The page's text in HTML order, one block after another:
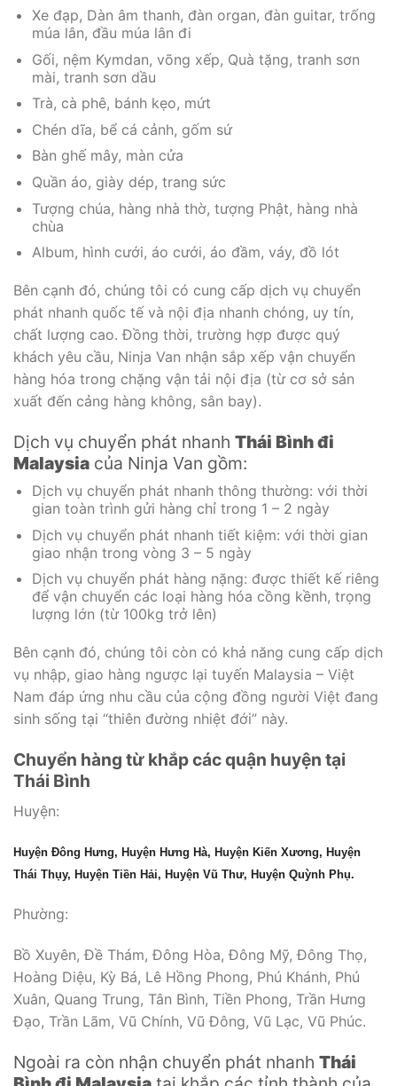
Xe đạp, Dàn âm thanh, đàn organ, đàn guitar, trống
múa lân, đầu múa lân đi
Gối, nệm Kymdan, võng xếp, Quà tặng, tranh sơn
mài, tranh sơn dầu
Trà, cà phê, bánh kẹo, mứt
Chén dĩa, bể cá cảnh, gốm sứ
Bàn ghế mây, màn cửa
Quần áo, giày dép, trang sức
Tượng chúa, hàng nhà thờ, tượng Phật, hàng nhà
chùa
Album, hình cưới, áo cưới, áo đầm, váy, đồ lót
Bên cạnh đó, chúng tôi có cung cấp dịch vụ chuyển
phát nhanh quốc tế và nội địa nhanh chóng, uy tín,
chất lượng cao. Đồng thời, trường hợp được quý
khách yêu cầu, Ninja Van nhận sắp xếp vận chuyển
hàng hóa trong chặng vận tải nội địa (từ cơ sở sản
xuất đến cảng hàng không, sân bay).
Dịch vụ chuyển phát nhanh Thái Bình đi
Malaysia của Ninja Van gồm:
Dịch vụ chuyển phát nhanh thông thường: với thời
gian toàn trình gửi hàng chỉ trong 1 – 2 ngày
Dịch vụ chuyển phát nhanh tiết kiệm: với thời gian
giao nhận trong vòng 3 – 5 ngày
Dịch vụ chuyển phát hàng nặng: được thiết kế riêng
để vận chuyển các loại hàng hóa cồng kềnh, trọng
lượng lớn (từ 100kg trở lên)
Bên cạnh đó, chúng tôi còn có khả năng cung cấp dịch
vụ nhập, giao hàng ngược lại tuyến Malaysia – Việt
Nam đáp ứng nhu cầu của cộng đồng người Việt đang
sinh sống tại “thiên đường nhiệt đới” này.
Chuyển hàng từ khắp các quận huyện tại
Thái Bình
Huyện:
Huyện Đông Hưng, Huyện Hưng Hà, Huyện Kiến Xương, Huyện
Thái Thụy, Huyện Tiền Hải, Huyện Vũ Thư, Huyện Quỳnh Phụ.
Phường:
Bồ Xuyên, Đề Thám, Đông Hòa, Đông Mỹ, Đông Thọ,
Hoàng Diệu, Kỳ Bá, Lê Hồng Phong, Phú Khánh, Phú
Xuân, Quang Trung, Tân Bình, Tiền Phong, Trần Hưng
Đạo, Trần Lãm, Vũ Chính, Vũ Đông, Vũ Lạc, Vũ Phúc.
Ngoài ra còn nhận chuyển phát nhanh Thái